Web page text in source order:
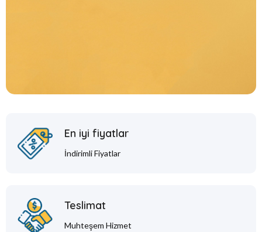
En iyi fiyatlar
İndirimli Fiyatlar
Teslimat
Muhteşem Hizmet